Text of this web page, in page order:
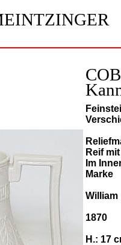
Reif mit
Im
Marke
William
1870
H.: 17